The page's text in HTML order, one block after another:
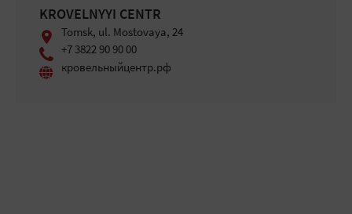
KROVELNYYI СENTR
Tomsk, ul. Mostovaya, 24
+7 3822 90 90 00
кровельныйцентр.рф